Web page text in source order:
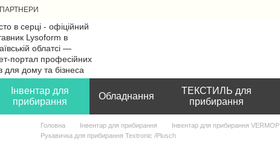
ПАРТНЕРИ
Інвентар для
прибирання
Обладнання
ТЕКСТИЛЬ для
прибирання
Головна Інвентар для прибирання
Інвентар для прибирання VERMOP
Рукавичка для прибирання Textronic /Plusch